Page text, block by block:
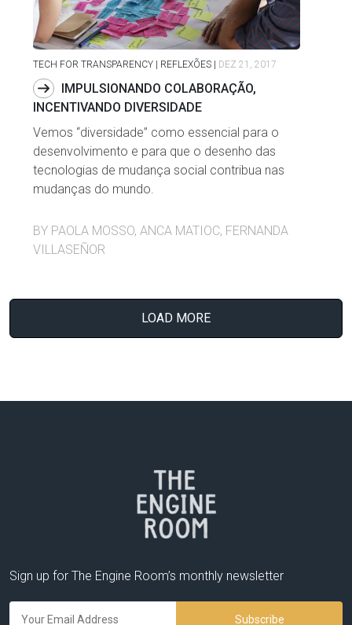
TECH FOR TRANSPARENCY | REFLEXÕES DEZ 21, 2017
IMPULSIONANDO COLABORAÇÃO,
INCENTIVANDO DIVERSIDADE
Vemos “diversidade” como essencial para o
desenvolvimento e para que o desenho das
tecnologias de mudança social contribua nas
mudanças do mundo.
BY PAOLA MOSSO, ANCA MATIOC, FERNANDA
VILLASEÑOR
LOAD MORE
Sign up for The Engine Room’s monthly newsletter